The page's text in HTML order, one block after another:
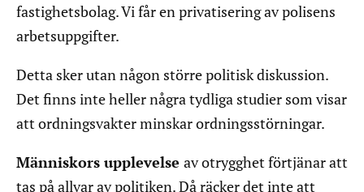
fastighetsbolag. Vi får en privatisering av polisens
arbetsuppgifter.
Detta sker utan någon större politisk diskussion.
Det finns inte heller några tydliga studier som visar
att ordningsvakter minskar ordningsstörningar.
Människors upplevelse av otrygghet förtjänar att
tas på allvar av politiken. Då räcker det inte att